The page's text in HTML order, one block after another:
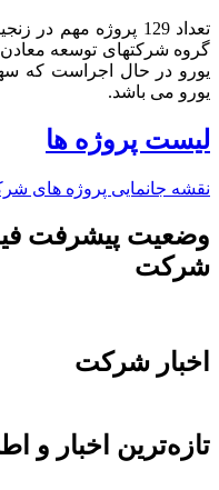
تعداد 129 پروژه
یورو می باشد.​
لیست پروژه ها
نقشه جانمایی پروژه های
وضعیت پیشرفت
شرکت
اخبار شرکت
تازه‌ترین اخبار و